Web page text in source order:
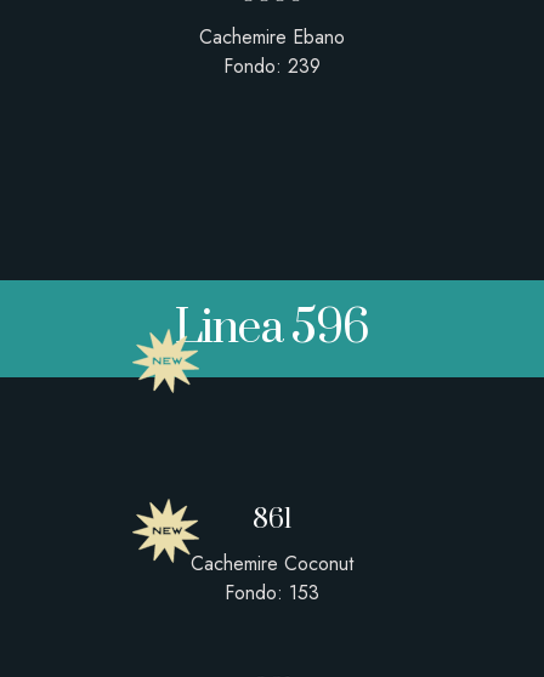
Cachemire Ebano
Fondo: 239
Linea 596
861
Cachemire Coconut
Fondo: 153